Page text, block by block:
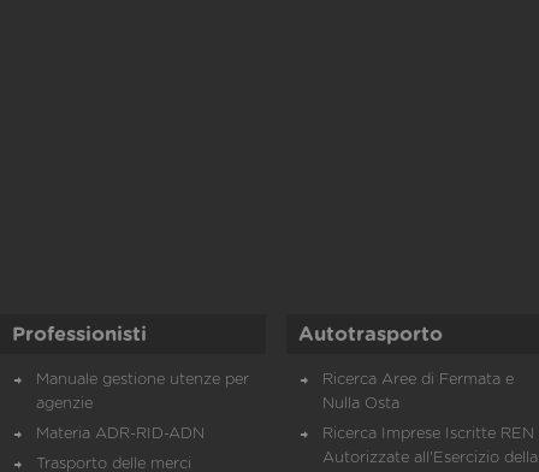
Professionisti
Manuale gestione utenze per
agenzie
Materia ADR-RID-ADN
Trasporto delle merci
Autotrasporto
Ricerca Aree di Fermata e
Nulla Osta
Ricerca Imprese Iscritte REN
Autorizzate all'Esercizio della